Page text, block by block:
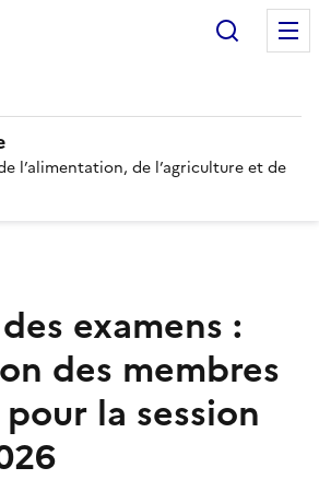
l’alimentation, de l’agriculture et de
examens :
des membres
la session